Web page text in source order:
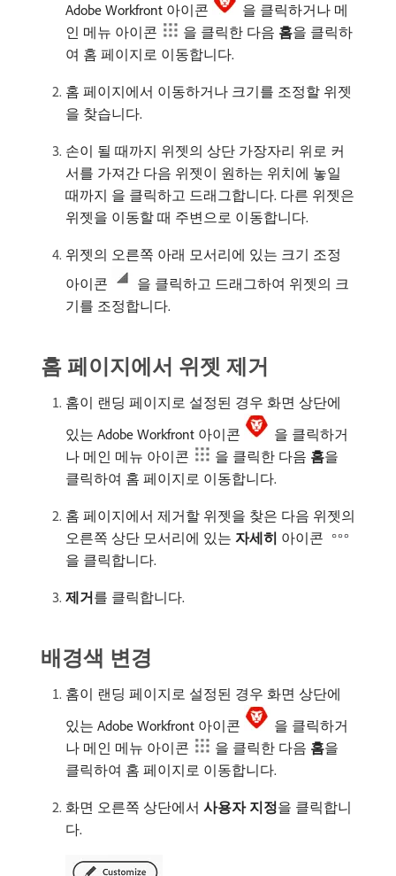
Adobe Workfront 아이콘
을 클릭하거나 메
인 메뉴 아이콘
을 클릭한 다음 홈​을 클릭하
여 홈 페이지로 이동합니다.
홈 페이지에서 이동하거나 크기를 조정할 위젯
을 찾습니다.
손이 될 때까지 위젯의 상단 가장자리 위로 커
서를 가져간 다음 위젯이 원하는 위치에 놓일
때까지 을 클릭하고 드래그합니다. 다른 위젯은
위젯을 이동할 때 주변으로 이동합니다.
위젯의 오른쪽 아래 모서리에 있는 크기 조정
아이콘
을 클릭하고 드래그하여 위젯의 크
기를 조정합니다.
홈 페이지에서 위젯 제거
홈이 랜딩 페이지로 설정된 경우 화면 상단에
있는 Adobe Workfront 아이콘
을 클릭하거
나 메인 메뉴 아이콘
을 클릭한 다음 홈​을
클릭하여 홈 페이지로 이동합니다.
홈 페이지에서 제거할 위젯을 찾은 다음 위젯의
오른쪽 상단 모서리에 있는 자세히 아이콘
을 클릭합니다.
제거​를 클릭합니다.
배경색 변경
홈이 랜딩 페이지로 설정된 경우 화면 상단에
있는 Adobe Workfront 아이콘
을 클릭하거
나 메인 메뉴 아이콘
을 클릭한 다음 홈​을
클릭하여 홈 페이지로 이동합니다.
화면 오른쪽 상단에서 사용자 지정​을 클릭합니
다.